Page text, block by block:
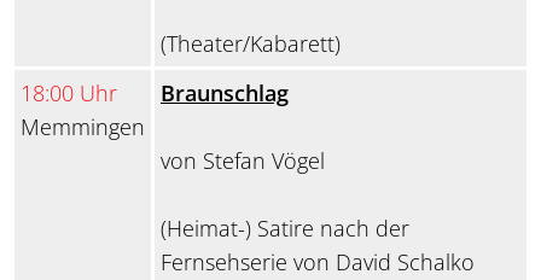
(Theater/Kabarett)
18:00 Uhr
Memmingen
Braunschlag
von Stefan Vögel
(Heimat-) Satire nach der
Fernsehserie von David Schalko